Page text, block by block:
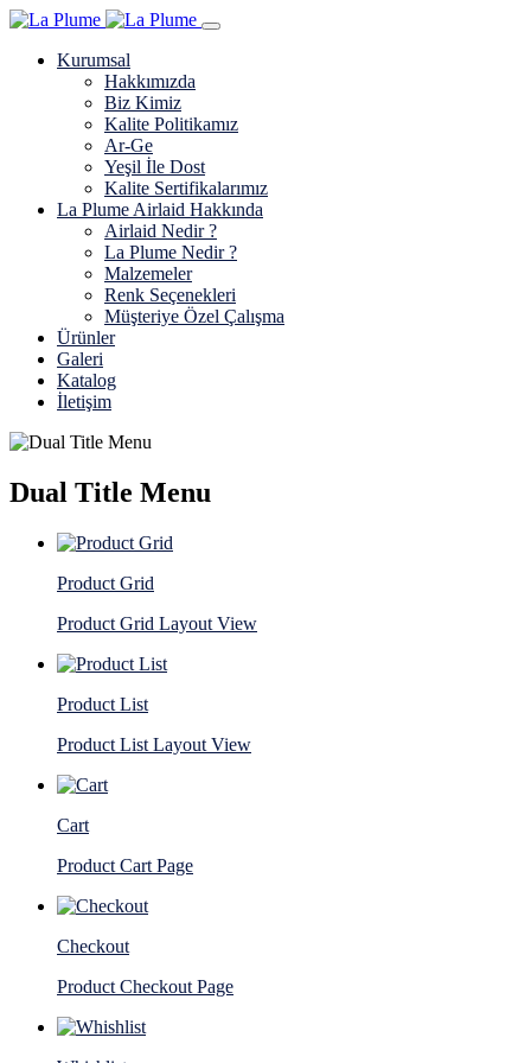
Kurumsal
Hakkımızda
Biz Kimiz
Kalite Politikamız
Ar-Ge
Yeşil İle Dost
Kalite Sertifikalarımız
La Plume Airlaid Hakkında
Airlaid Nedir ?
La Plume Nedir ?
Malzemeler
Renk Seçenekleri
Müşteriye Özel Çalışma
Ürünler
Galeri
Katalog
İletişim
Dual Title Menu
Product Grid
Product Grid Layout View
Product List
Product List Layout View
Cart
Product Cart Page
Checkout
Product Checkout Page